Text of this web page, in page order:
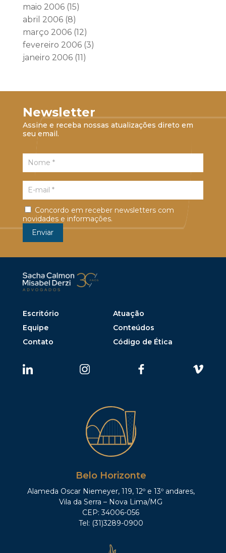
maio 2006(15)
abril 2006(8)
março 2006(12)
fevereiro 2006(3)
janeiro 2006(11)
Newsletter
Assine e receba nossas atualizações direto em
seu email.
Concordo em receber newsletters com
novidades e informações.
Escritório
Atuação
Equipe
Conteúdos
Contato
Código de Ética
Belo Horizonte
Alameda Oscar Niemeyer, 119, 12º e 13º andares,
Vila da Serra – Nova Lima/MG
CEP: 34006-056
Tel: (31)3289-0900